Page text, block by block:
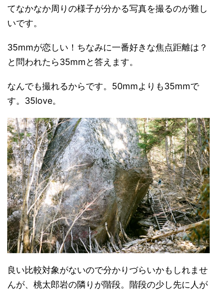
てなかなか周りの様子が分かる写真を撮るのが難し
いです。
35mmが恋しい！ちなみに一番好きな焦点距離は？
と問われたら35mmと答えます。
なんでも撮れるからです。50mmよりも35mmで
す。35love。
良い比較対象がないので分かりづらいかもしれませ
んが、桃太郎岩の隣りが階段。階段の少し先に人が